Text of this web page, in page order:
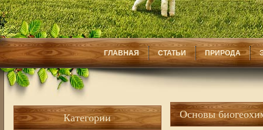
ГЛАВНАЯ СТАТЬИ ПРИРОДА
Категории Основы